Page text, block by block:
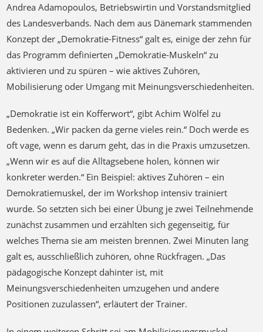
Andrea Adamopoulos, Betriebswirtin und Vorstandsmitglied
des Landesverbands. Nach dem aus Dänemark stammenden
Konzept der „Demokratie-Fitness“ galt es, einige der zehn für
das Programm definierten „Demokratie-Muskeln“ zu
aktivieren und zu spüren – wie aktives Zuhören,
Mobilisierung oder Umgang mit Meinungsverschiedenheiten.
„Demokratie ist ein Kofferwort“, gibt Achim Wölfel zu
Bedenken. „Wir packen da gerne vieles rein.“ Doch werde es
oft vage, wenn es darum geht, das in die Praxis umzusetzen.
„Wenn wir es auf die Alltagsebene holen, können wir
konkreter werden.“ Ein Beispiel: aktives Zuhören – ein
Demokratiemuskel, der im Workshop intensiv trainiert
wurde. So setzten sich bei einer Übung je zwei Teilnehmende
zunächst zusammen und erzählten sich gegenseitig, für
welches Thema sie am meisten brennen. Zwei Minuten lang
galt es, ausschließlich zuhören, ohne Rückfragen. „Das
pädagogische Konzept dahinter ist, mit
Meinungsverschiedenheiten umzugehen und andere
Positionen zuzulassen“, erläutert der Trainer.